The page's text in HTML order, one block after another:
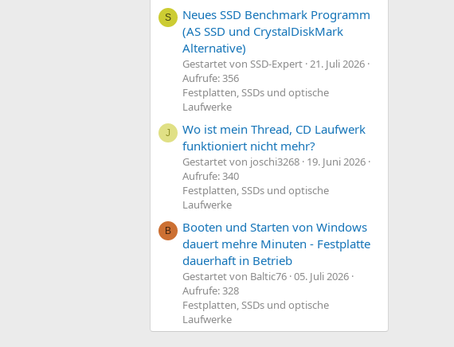
S
Neues SSD Benchmark Programm
(AS SSD und CrystalDiskMark
Alternative)
Gestartet von SSD-Expert 21. Juli 2026
Aufrufe: 356
Festplatten, SSDs und optische
Laufwerke
J
Wo ist mein Thread, CD Laufwerk
funktioniert nicht mehr?
Gestartet von joschi3268 19. Juni 2026
Aufrufe: 340
Festplatten, SSDs und optische
Laufwerke
B
Booten und Starten von Windows
dauert mehre Minuten - Festplatte
dauerhaft in Betrieb
Gestartet von Baltic76 05. Juli 2026
Aufrufe: 328
Festplatten, SSDs und optische
Laufwerke